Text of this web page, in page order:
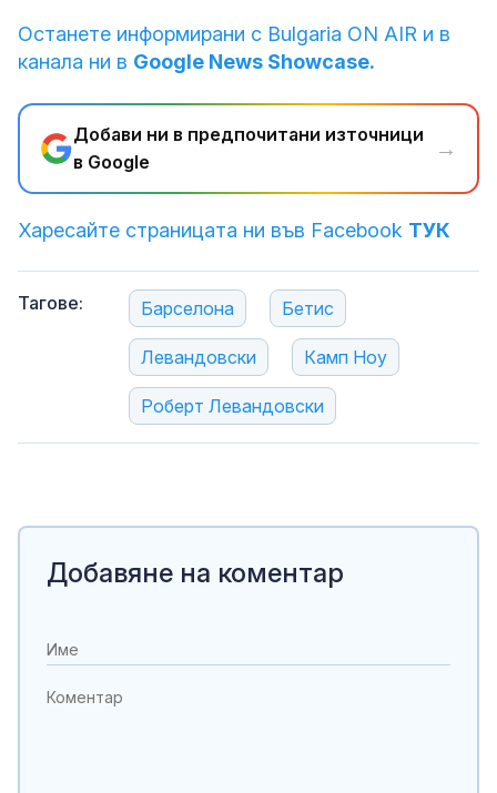
Останете информирани с Bulgaria ON AIR и в
канала ни в Google News Showcase.
Добави ни в предпочитани източници
в Google
→
Харесайте страницата ни във Facebook ТУК
Тагове: Барселона Бетис
Левандовски Камп Ноу
Роберт Левандовски
Добавяне на коментар